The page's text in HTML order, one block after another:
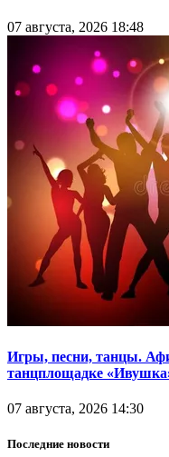
07 августа, 2026 18:48
Игры, песни, танцы.
танцплощадке
07 августа, 2026 14:30
Последние новости